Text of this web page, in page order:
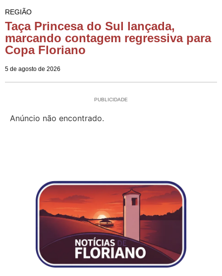
REGIÃO
Taça Princesa do Sul lançada,
marcando contagem regressiva para
Copa Floriano
5 de agosto de 2026
PUBLICIDADE
Anúncio não encontrado.